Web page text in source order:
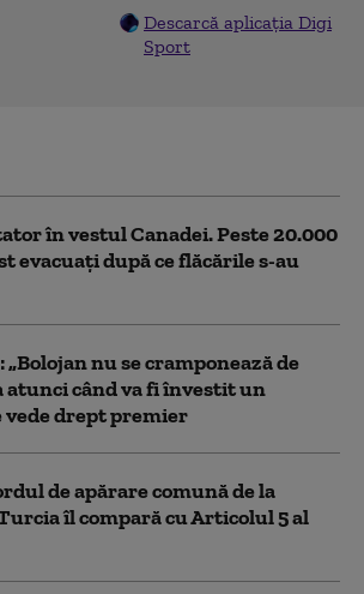
Descarcă aplicația Digi
Sport
în vestul Canadei. Peste 20.000
evacuați după ce flăcările s-au
nu se cramponează de
atunci când va fi învestit un
vede drept premier
de apărare comună de la
Turcia îl compară cu Articolul 5 al